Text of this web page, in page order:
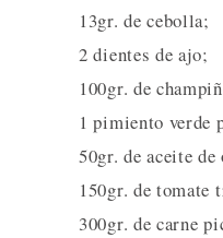
13gr. de cebolla;
2 dientes de ajo;
100gr. de
1 pimiento verde
50gr. de aceite
150gr. de tomate
300gr. de carne